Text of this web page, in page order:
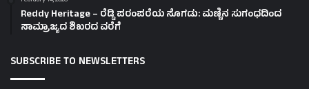
Reddy Heritage – ರೆಡ್ಡಿ ಪರಂಪರೆಯ ಸೊಗಡು: ಮಣ್ಣಿನ ಸುಗಂಧದಿಂದ
ಸಾಮ್ರಾಜ್ಯದ ಶಿಖರದ ವರೆಗೆ
SUBSCRIBE TO NEWSLETTERS